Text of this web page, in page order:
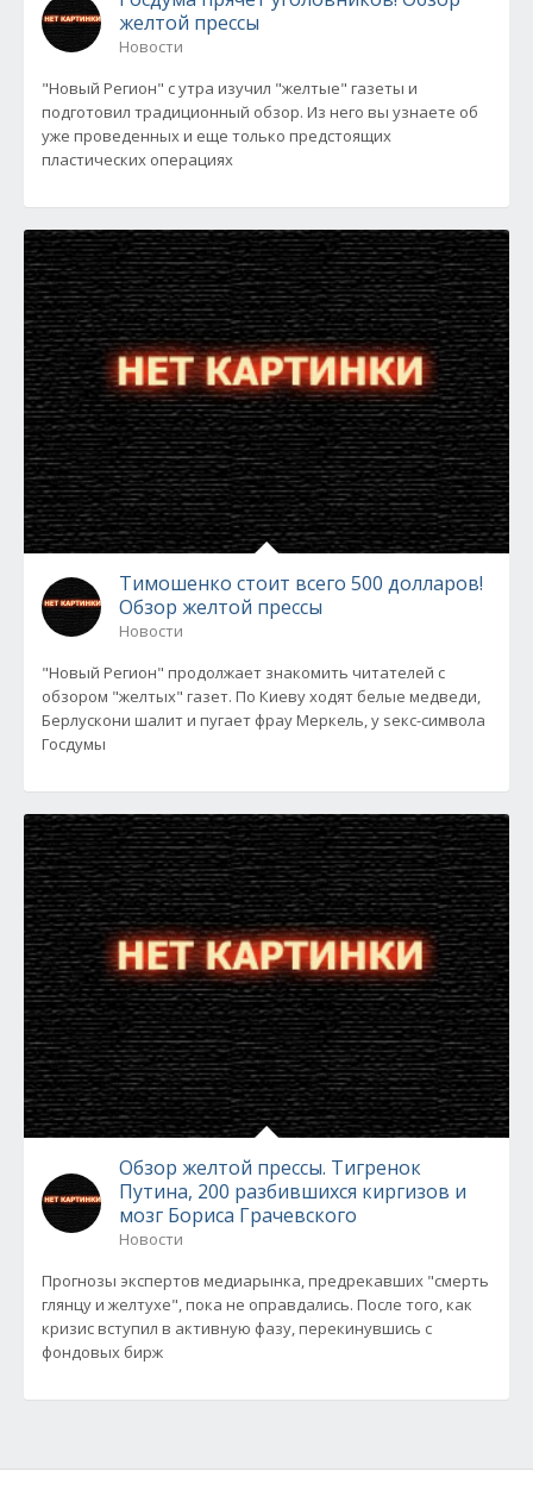
желтой прессы
Новости
"Новый Регион" с утра изучил "желтые" газеты и
подготовил традиционный обзор. Из него вы узнаете об
уже проведенных и еще только предстоящих
пластических операциях
Тимошенко стоит всего 500 долларов!
Обзор желтой прессы
Новости
"Новый Регион" продолжает знакомить читателей с
обзором "желтых" газет. По Киеву ходят белые медведи,
Берлускони шалит и пугает фрау Меркель, у sекс-символа
Госдумы
Обзор желтой прессы. Тигренок
Путина, 200 разбившихся киргизов и
мозг Бориса Грачевского
Новости
Прогнозы экспертов медиарынка, предрекавших "смерть
глянцу и желтухе", пока не оправдались. После того, как
кризис вступил в активную фазу, перекинувшись с
фондовых бирж